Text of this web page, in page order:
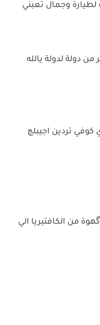
وجمال تعبني
دولة لدولة يالله
كوفي تردين اجيبلچ
من الكافتيريا الي